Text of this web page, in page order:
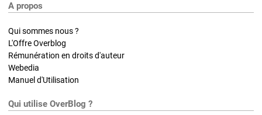
A propos
Qui sommes nous ?
L'Offre Overblog
Rémunération en droits d'auteur
Webedia
Manuel d'Utilisation
Qui utilise OverBlog ?